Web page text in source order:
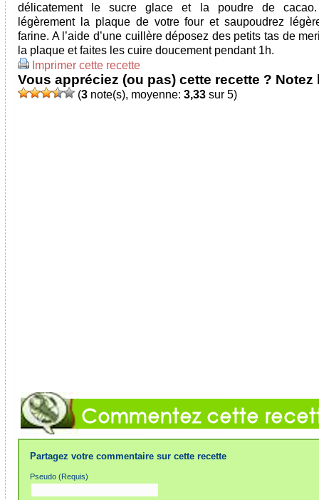
délicatement le sucre glace et la poudre de cacao.
légèrement la plaque de votre four et saupoudrez
farine. A l’aide d’une cuillère déposez des petits tas de
la plaque et faites les cuire doucement pendant 1h.
Imprimer cette recette
Vous appréciez (ou pas) cette recette ? Notez
(3 note(s), moyenne: 3,33 sur 5)
Partagez votre commentaire sur cette recette
Pseudo (Requis)